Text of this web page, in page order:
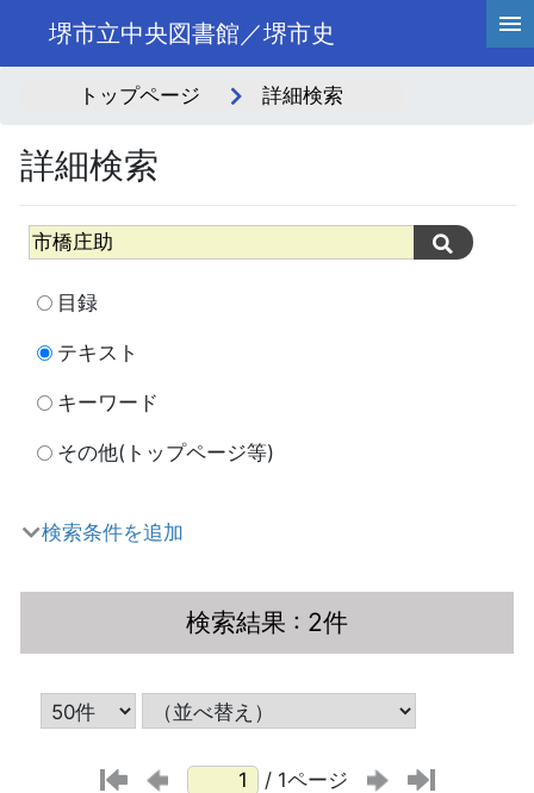
堺市立中央図書館／堺市史
トップページ 詳細検索
詳細検索
目録
テキスト
キーワード
その他(トップページ等)
検索条件を追加
検索結果 : 2件
/ 1ページ